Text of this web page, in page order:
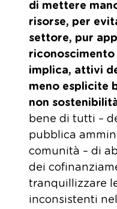
di mettere
risorse, per
settore, pur
riconoscimento
implica, attivi
meno esplicite
non
bene di tutti –
pubblica
comunità – di
dei
tranquillizzare
inconsistenti